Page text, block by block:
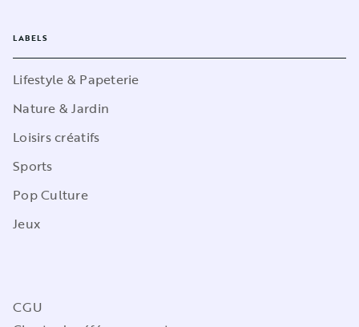
LABELS
Lifestyle & Papeterie
Nature & Jardin
Loisirs créatifs
Sports
Pop Culture
Jeux
CGU